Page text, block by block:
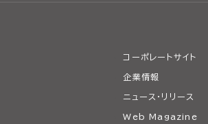
コーポレートサイト
企業情報
ニュース・リリース
Web Magazine